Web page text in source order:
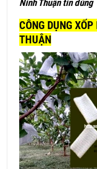
Ninh Thuận tin dùng
CÔNG DỤNG
THUẬN